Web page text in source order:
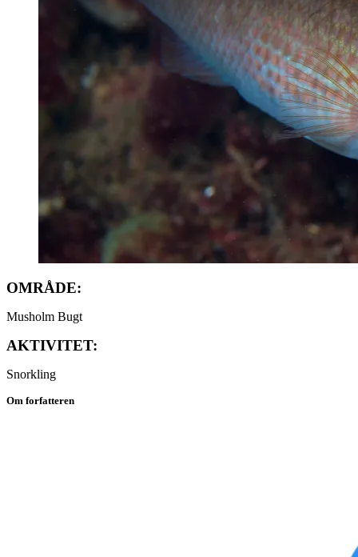
OMRÅDE:
Musholm Bugt
AKTIVITET:
Snorkling
Om forfatteren